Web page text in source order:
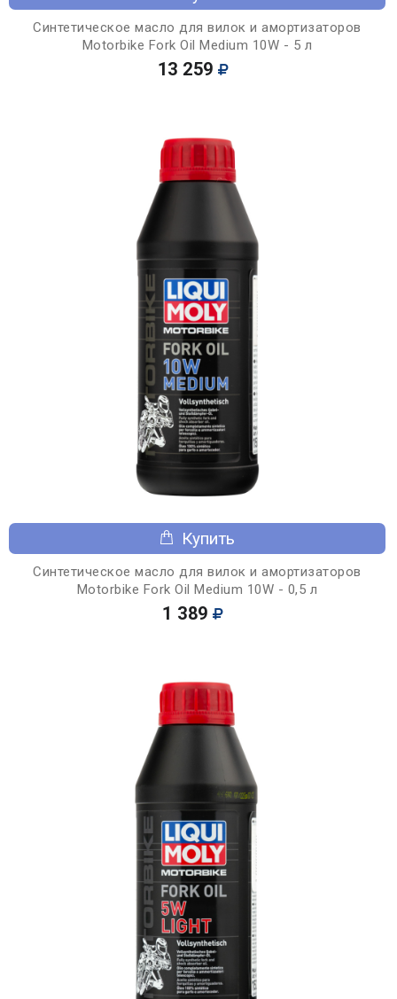
Синтетическое масло для вилок и амортизаторов
Motorbike Fork Oil Medium 10W - 5 л
13 259
Купить
Синтетическое масло для вилок и амортизаторов
Motorbike Fork Oil Medium 10W - 0,5 л
1 389